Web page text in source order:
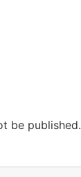
be published.